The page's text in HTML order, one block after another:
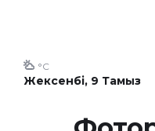
Жексенбі, 9 Тамыз
°C